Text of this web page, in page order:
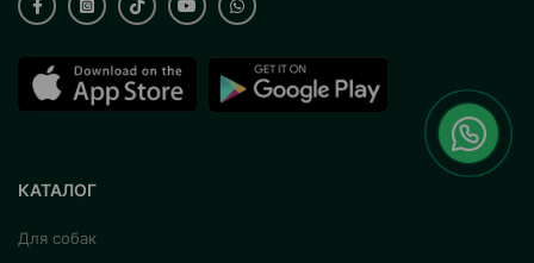
КАТАЛОГ
Для собак